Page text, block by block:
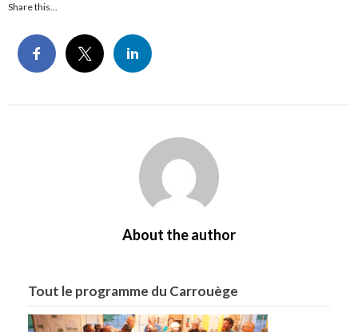
Share this...
About the author
Tout le programme du Carrouège